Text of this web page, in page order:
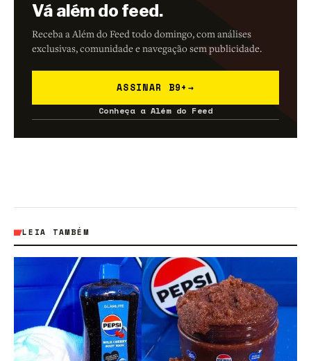
Vá além do feed.
Receba a Além do Feed todo domingo, com análises
exclusivas, comunidade e navegação sem publicidade.
ASSINAR B9+ →
Conheça a Além do Feed
LEIA TAMBÉM